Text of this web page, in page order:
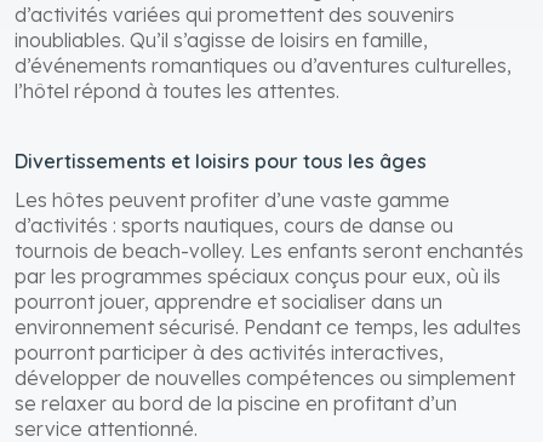
d’activités variées qui promettent des souvenirs
inoubliables. Qu’il s’agisse de loisirs en famille,
d’événements romantiques ou d’aventures culturelles,
l’hôtel répond à toutes les attentes.
Divertissements et loisirs pour tous les âges
Les hôtes peuvent profiter d’une vaste gamme
d’activités : sports nautiques, cours de danse ou
tournois de beach-volley. Les enfants seront enchantés
par les programmes spéciaux conçus pour eux, où ils
pourront jouer, apprendre et socialiser dans un
environnement sécurisé. Pendant ce temps, les adultes
pourront participer à des activités interactives,
développer de nouvelles compétences ou simplement
se relaxer au bord de la piscine en profitant d’un
service attentionné.